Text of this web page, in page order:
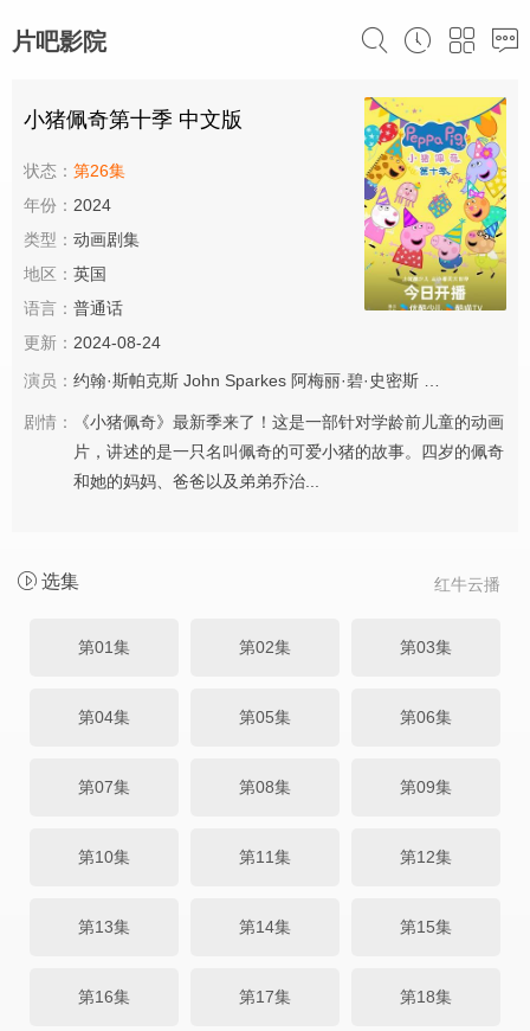
片吧影院
小猪佩奇第十季 中文版
状态： 第26集
年份： 2024
类型： 动画剧集
地区： 英国
语言： 普通话
更新： 2024-08-24
演员： 约翰·斯帕克斯 John Sparkes 阿梅丽·碧·史密斯
剧情：
《小猪佩奇》最新季来了！这是一部针对学龄前儿童的动画
片，讲述的是一只名叫佩奇的可爱小猪的故事。四岁的佩奇
和她的妈妈、爸爸以及弟弟乔治...
红牛云播
选集
第01集 第02集 第03集
第04集 第05集 第06集
第07集 第08集 第09集
第10集 第11集 第12集
第13集 第14集 第15集
第16集 第17集 第18集